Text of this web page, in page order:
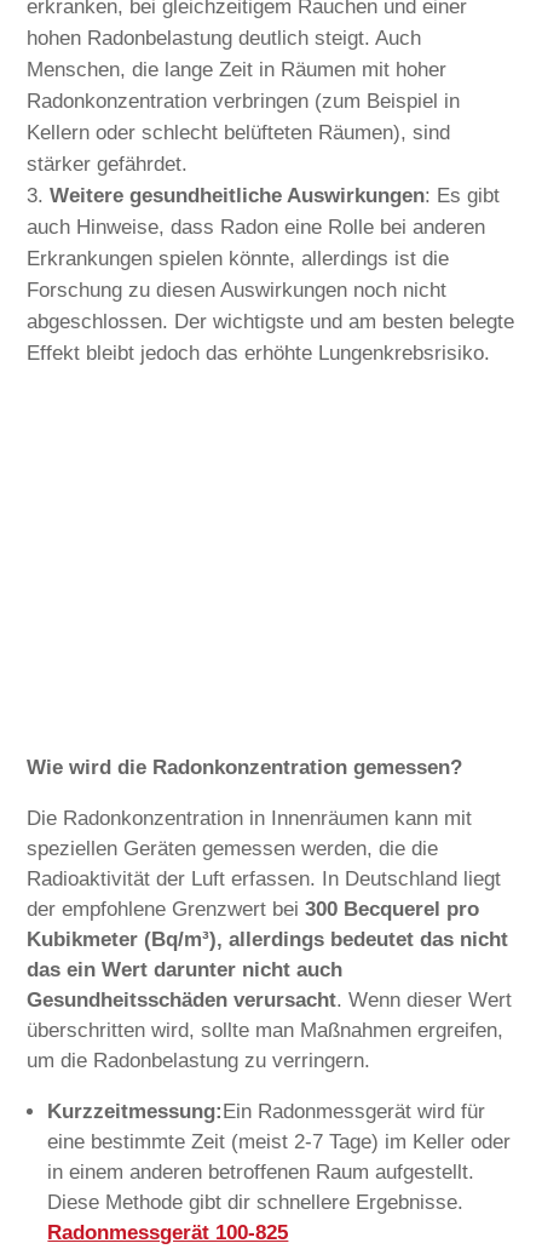
erkranken, bei gleichzeitigem Rauchen und einer
hohen Radonbelastung deutlich steigt. Auch
Menschen, die lange Zeit in Räumen mit hoher
Radonkonzentration verbringen (zum Beispiel in
Kellern oder schlecht belüfteten Räumen), sind
stärker gefährdet.
Weitere gesundheitliche Auswirkungen: Es gibt
auch Hinweise, dass Radon eine Rolle bei anderen
Erkrankungen spielen könnte, allerdings ist die
Forschung zu diesen Auswirkungen noch nicht
abgeschlossen. Der wichtigste und am besten belegte
Effekt bleibt jedoch das erhöhte Lungenkrebsrisiko.
Wie wird die Radonkonzentration gemessen?
Die Radonkonzentration in Innenräumen kann mit
speziellen Geräten gemessen werden, die die
Radioaktivität der Luft erfassen. In Deutschland liegt
der empfohlene Grenzwert bei300 Becquerel pro
Kubikmeter (Bq/m³), allerdings bedeutet das nicht
das ein Wert darunter nicht auch
Gesundheitsschäden verursacht. Wenn dieser Wert
überschritten wird, sollte man Maßnahmen ergreifen,
um die Radonbelastung zu verringern.
Kurzzeitmessung:Ein Radonmessgerät wird für
eine bestimmte Zeit (meist 2-7 Tage) im Keller oder
in einem anderen betroffenen Raum aufgestellt.
Diese Methode gibt dir schnellere Ergebnisse.
Radonmessgerät 100-825